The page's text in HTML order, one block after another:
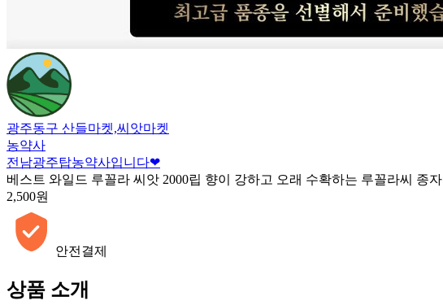
광주동구 산들마켓,씨앗마켓
농약사
전남광주탑농약사입니다❤
베스트 와일드 루꼴라 씨앗 2000립 향이 강하고 오래 수확하는 루꼴라씨 종자
2,500원
안전결제
상품 소개